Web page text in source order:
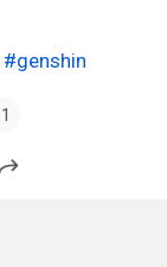
#genshin
1